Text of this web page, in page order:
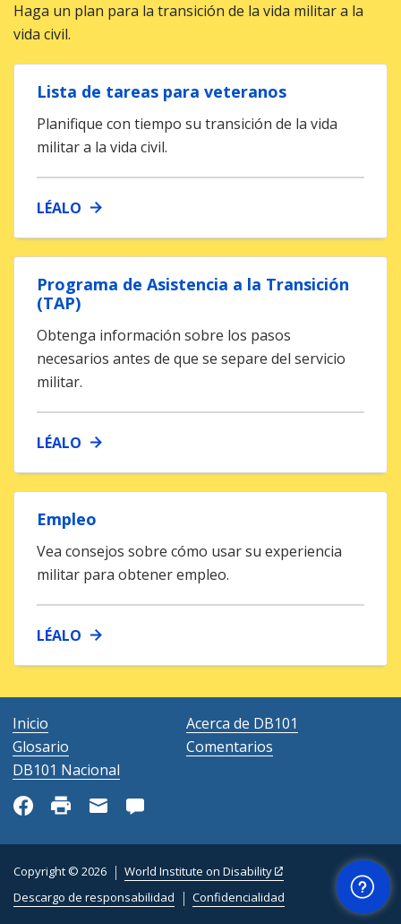
Haga un plan para la transición de la vida militar a la
vida civil.
Lista de tareas para veteranos
Planifique con tiempo su transición de la vida
militar a la vida civil.
LÉALO
Programa de Asistencia a la Transición
(TAP)
Obtenga información sobre los pasos
necesarios antes de que se separe del servicio
militar.
LÉALO
Empleo
Vea consejos sobre cómo usar su experiencia
militar para obtener empleo.
LÉALO
Ayuda
Inicio
Acerca de DB101
Glosario
Comentarios
DB101 Nacional
Copyright © 2026
World Institute on Disability
Descargo de responsabilidad
Confidencialidad